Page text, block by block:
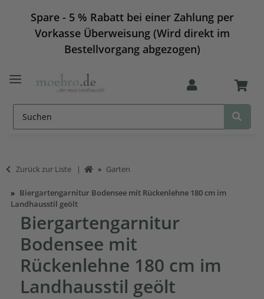
Spare - 5 % Rabatt bei einer Zahlung per
Vorkasse Überweisung (Wird direkt im
Bestellvorgang abgezogen)
Zurück zur Liste Garten
Biergartengarnitur Bodensee mit Rückenlehne 180 cm im
Landhausstil geölt
Biergartengarnitur
Bodensee mit
Rückenlehne 180 cm im
Landhausstil geölt